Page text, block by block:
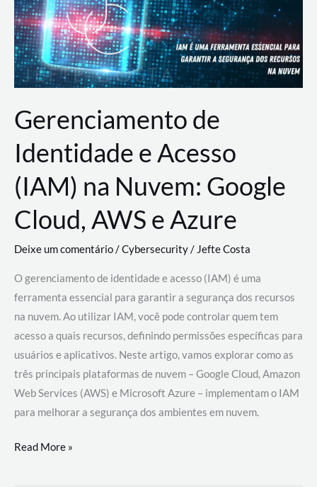
Gerenciamento de
Identidade e Acesso
(IAM) na Nuvem: Google
Cloud, AWS e Azure
Deixe um comentário/Cybersecurity/ Jefte Costa
O gerenciamento de identidade e acesso (IAM) é uma
ferramenta essencial para garantir a segurança dos recursos
na nuvem. Ao utilizar IAM, você pode controlar quem tem
acesso a quais recursos, definindo permissões específicas para
usuários e aplicativos. Neste artigo, vamos explorar como as
três principais plataformas de nuvem – Google Cloud, Amazon
Web Services (AWS) e Microsoft Azure – implementam o IAM
para melhorar a segurança dos ambientes em nuvem.
Gerenciamento
Read More »